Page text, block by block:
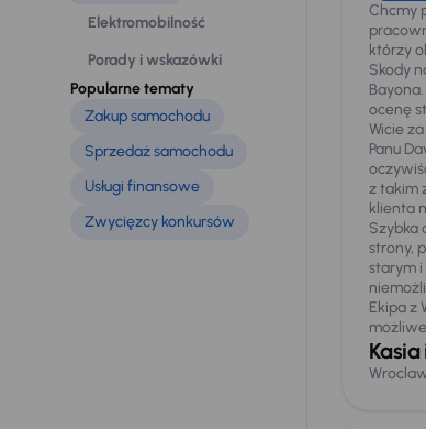
Elektromobilność
Porady i wskazówki
Popularne tematy
Zakup samochodu
Sprzedaż samochodu
Usługi finansowe
Zwycięzcy konkursów
Chcmy
którzy
Skody
ocenę
Wicie
Panu
z takim
klienta
Szybka
strony,
starym
Ekipa z